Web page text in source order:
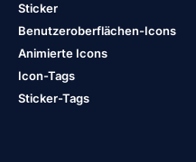
Sticker
Benutzeroberflächen-Icons
Animierte Icons
Icon-Tags
Sticker-Tags